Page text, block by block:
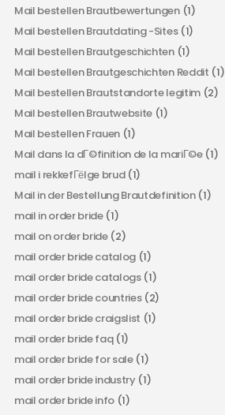
Mail bestellen Brautbewertungen(1)
Mail bestellen Brautdating -Sites(1)
Mail bestellen Brautgeschichten(1)
Mail bestellen Brautgeschichten Reddit (1)
Mail bestellen Brautstandorte legitim(2)
Mail bestellen Brautwebsite (1)
Mail bestellen Frauen (1)
Mail dans la dГ©finition de la mariГ©e(1)
mail i rekkefГёlge brud(1)
Mail in der Bestellung Brautdefinition(1)
mail in order bride(1)
mail on order bride(2)
mail order bride catalog (1)
mail order bride catalogs(1)
mail order bride countries(2)
mail order bride craigslist (1)
mail order bride faq(1)
mail order bride for sale(1)
mail order bride industry(1)
mail order bride info (1)